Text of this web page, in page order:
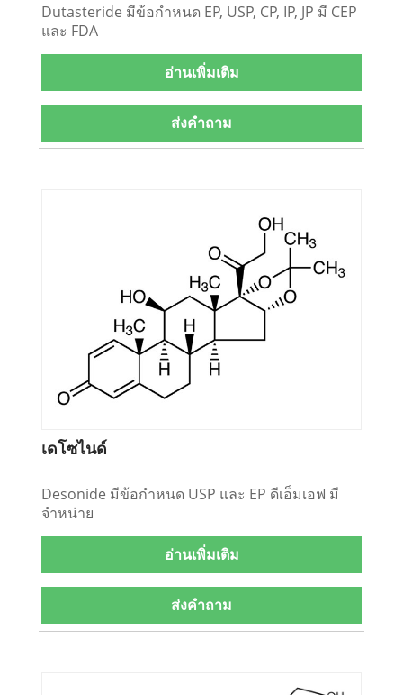
Dutasteride มีข้อกำหนด EP, USP, CP, IP, JP มี CEP
และ FDA
อ่านเพิ่มเติม
ส่งคำถาม
เดโซไนด์
Desonide มีข้อกำหนด USP และ EP ดีเอ็มเอฟ มี
จำหน่าย
อ่านเพิ่มเติม
ส่งคำถาม